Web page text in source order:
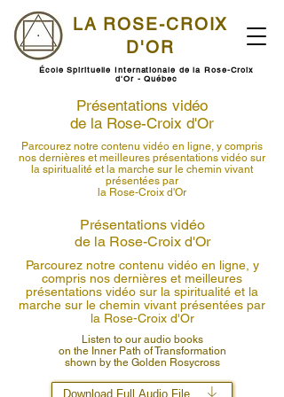
LA ROSE-CROIX
D'OR
École Spirituelle Internationale de la Rose-Croix
d'Or - Québec
Présentations vidéo
de la Rose-Croix d'Or
Parcourez notre contenu vidéo en ligne, y compris
nos dernières et meilleures présentations vidéo sur
la spiritualité et la marche sur le chemin vivant
présentées par
la Rose-Croix d'Or
Présentations vidéo
de la Rose-Croix d'Or
Parcourez notre contenu vidéo en ligne, y
compris nos dernières et meilleures
présentations vidéo sur la spiritualité et la
marche sur le chemin vivant présentées par
la Rose-Croix d'Or
Listen to our audio books
on the Inner Path of Transformation
shown by the Golden Rosycross
Download Full Audio File